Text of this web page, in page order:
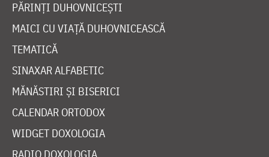
PĂRINȚI DUHOVNICEȘTI
MAICI CU VIAȚĂ DUHOVNICEASCĂ
TEMATICĂ
SINAXAR ALFABETIC
MĂNĂSTIRI ȘI BISERICI
CALENDAR ORTODOX
WIDGET DOXOLOGIA